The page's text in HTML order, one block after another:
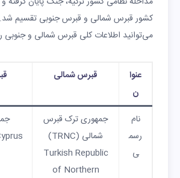
کشور قبرس شمالی و قبرس جنوبی تقسیم
می‌توانید اطلاعات کلی قبرس شمالی و جنوبی
عنوا
ن
قبرس شمالی
نام
رسم
ی
جمهوری ترک قبرس
شمالی (TRNC)
Turkish Republic
of Northern